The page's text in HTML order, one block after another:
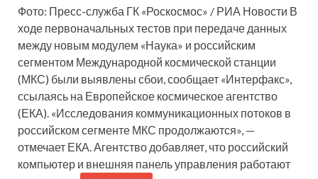
Фото: Пресс-служба ГК «Роскосмос» / РИА Новости В
ходе первоначальных тестов при передаче данных
между новым модулем «Наука» и российским
сегментом Международной космической станции
(МКС) были выявлены сбои, сообщает «Интерфакс»,
ссылаясь на Европейское космическое агентство
(ЕКА). «Исследования коммуникационных потоков в
российском сегменте МКС продолжаются», —
отмечает ЕКА. Агентство добавляет, что российский
компьютер и внешняя панель управления работают